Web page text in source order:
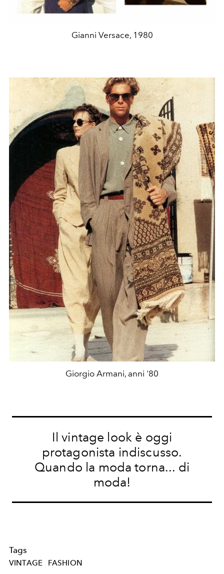
Gianni Versace, 1980
Giorgio Armani, anni '80
Il vintage look è oggi
protagonista indiscusso.
Quando la moda torna... di
moda!
Tags
VINTAGE FASHION